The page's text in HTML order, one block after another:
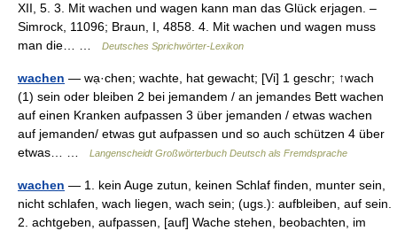
XII, 5. 3. Mit wachen und wagen kann man das Glück erjagen. –
Simrock, 11096; Braun, I, 4858. 4. Mit wachen und wagen muss
man die… …
Deutsches Sprichwörter-Lexikon
wachen — wạ·chen; wachte, hat gewacht; [Vi] 1 geschr; ↑wach
(1) sein oder bleiben 2 bei jemandem / an jemandes Bett wachen
auf einen Kranken aufpassen 3 über jemanden / etwas wachen
auf jemanden/ etwas gut aufpassen und so auch schützen 4 über
etwas… …
Langenscheidt Großwörterbuch Deutsch als Fremdsprache
wachen — 1. kein Auge zutun, keinen Schlaf finden, munter sein,
nicht schlafen, wach liegen, wach sein; (ugs.): aufbleiben, auf sein.
2. achtgeben, aufpassen, [auf] Wache stehen, beobachten, im